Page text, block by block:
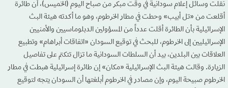
نقلت وسائل إعلام سودانية في وقت مبكر من صباح اليوم (الخميس)، أن طائرة
أقلعت من «تل أبيب» وحطت في مطار الخرطوم، وهو ما أكدته هيئة البث
الإسرائيلية بأن الطائرة أقلت عدداً من المسؤولين الدبلوماسيين والأمنيين
الإسرائيليين إلى الخرطوم، للبحث في توقيع السودان «اتفاقات أبراهام» وتطبيع
العلاقات بين البلدين، بيد أن السلطات السودانية ما تزال تتكتم على تفاصيل
الزيارة. وقالت هيئة البث الإسرائيلية «مكان» إن طائرة إسرائيلية هبطت في مطار
الخرطوم صبيحة اليوم، وإن مصادر في الخرطوم أبلغتها أن السودان يتجه لتوقيع